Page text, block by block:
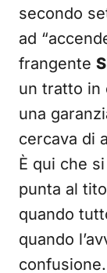
secondo
ad
frangente
un tratto in
una
cercava di
È qui che
punta al
quando
quando